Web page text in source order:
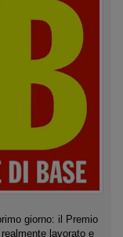
giorno: il Premio
lavorato e